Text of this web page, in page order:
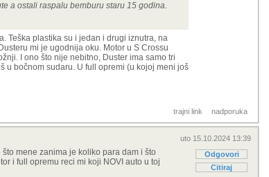
a ostali raspalu bemburu staru 15 godina.
Teška plastika su i jedan i drugi iznutra, na
mi je ugodnija oku. Motor u S Crossu
I ono što nije nebitno, Duster ima samo tri
u bočnom sudaru. U full opremi (u kojoj meni još
trajni link nadporuka
uto 15.10.2024 13:39
Odgovori
Citiraj
mene zanima je koliko para dam i što
i full opremu reci mi koji NOVI auto u toj